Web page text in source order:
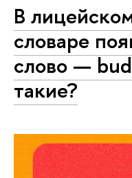
В
словаре
слово —
такие?